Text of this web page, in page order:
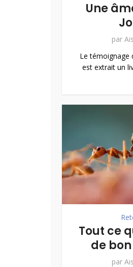
Une
par
Le témoignage
est extrait un
Tout ce
de
par